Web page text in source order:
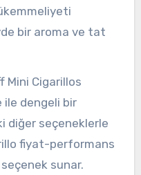
bir aroma ve tat
Mini Cigarillos
dengeli bir
diğer seçeneklerle
fiyat-performans
sunar.